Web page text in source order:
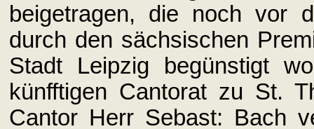
beigetragen, die noch vor
durch den sächsischen
Stadt Leipzig begünstigt
künfftigen Cantorat zu St.
Cantor Herr Sebast: Bach